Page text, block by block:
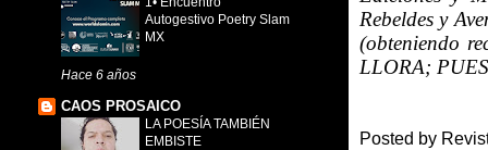
Rebeldes y
(obteniendo
LLORA;
Posted by
Autogestivo Poetry Slam
MX
Hace 6 años
CAOS PROSAICO
LA POESÍA TAMBIÉN
EMBISTE